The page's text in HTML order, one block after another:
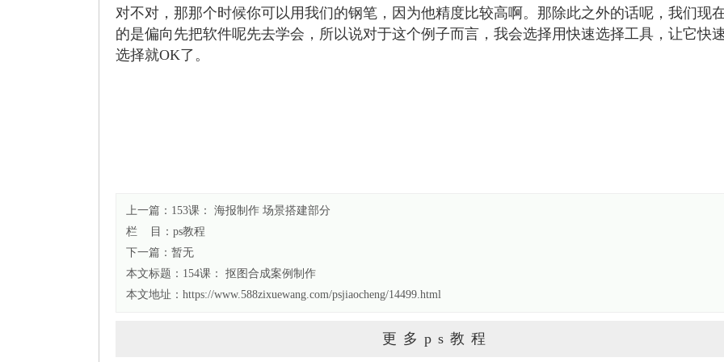
对不对，那那个时候你可以用我们的钢笔，因为他精度比较高啊。那除此之外的话呢，我们现
的是偏向先把软件呢先去学会，所以说对于这个例子而言，我会选择用快速选择工具，让它快
选择就OK了。
上一篇：153课： 海报制作 场景搭建部分
栏 目： ps教程
下一篇：暂无
本文标题： 154课： 抠图合成案例制作
本文地址：https://www.588zixuewang.com/psjiaocheng/14499.html
更多ps教程